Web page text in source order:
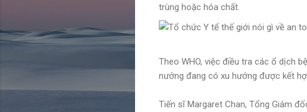
trùng hoặc hóa chất.
Theo WHO, việc điều tra các ổ dịch
nướng đang có xu hướng được kết
Tiến sĩ Margaret Chan, Tổng Giám